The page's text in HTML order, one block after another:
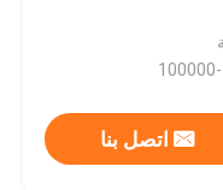
اتصل بنا